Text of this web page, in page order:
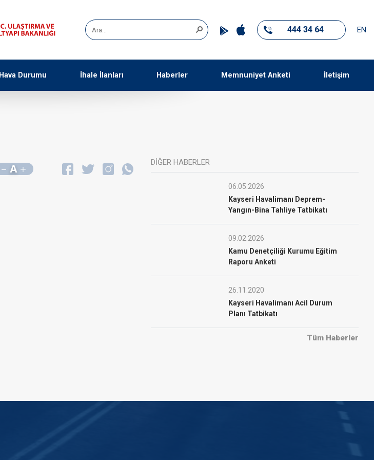
444 34 64 EN
Hava Durumu İhale İlanları Haberler Memnuniyet Anketi İletişim
A
DİĞER HABERLER
06.05.2026
Kayseri Havalimanı Deprem-
Yangın-Bina Tahliye Tatbikatı
09.02.2026
Kamu Denetçiliği Kurumu Eğitim
Raporu Anketi
26.11.2020
Kayseri Havalimanı Acil Durum
Planı Tatbikatı
Tüm Haberler